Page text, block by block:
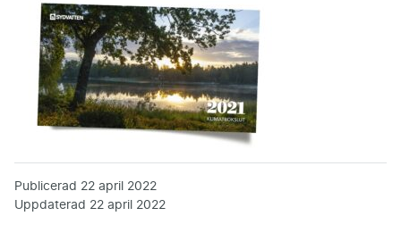
Publicerad 22 april 2022
Uppdaterad 22 april 2022